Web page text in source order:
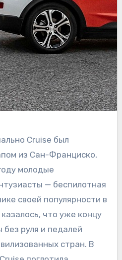
Cruise был
из Сан-Франциско,
молодые
— беспилотная
своей популярности в
что уже концу
руля и педалей
стран. В